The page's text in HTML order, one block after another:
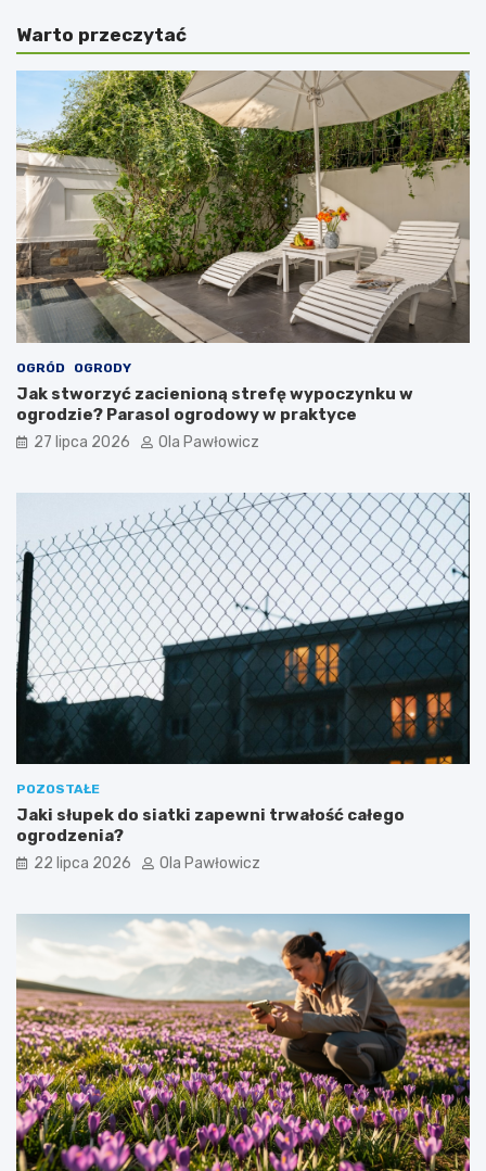
Warto przeczytać
OGRÓD OGRODY
Jak stworzyć zacienioną strefę wypoczynku w
ogrodzie? Parasol ogrodowy w praktyce
27 lipca 2026 Ola Pawłowicz
POZOSTAŁE
Jaki słupek do siatki zapewni trwałość całego
ogrodzenia?
22 lipca 2026 Ola Pawłowicz